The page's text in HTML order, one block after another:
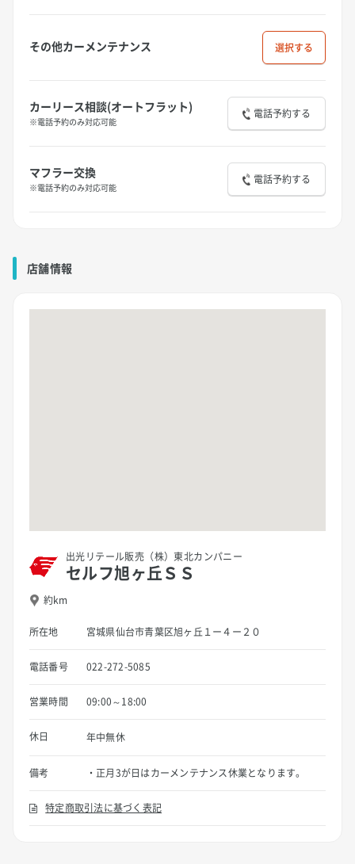
その他カーメンテナンス 選択
カーリース相談(オートフラット)
※電話予約のみ対応可能
電話予約する
マフラー交換
※電話予約のみ対応可能
電話予約する
店舗情報
出光リテール販売（株）東北カンパニー
セルフ旭ヶ丘ＳＳ
約km
所在地 宮城県仙台市青葉区旭ヶ丘１ー４ー２０
電話番号 022-272-5085
営業時間 09:00～18:00
休日 年中無休
備考 ・正月3が日はカーメンテナンス休業となります。
特定商取引法に基づく表記